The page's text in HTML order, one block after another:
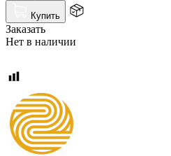
Купить
Заказать
Нет в наличии